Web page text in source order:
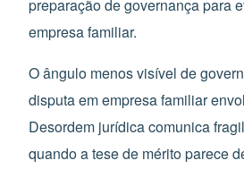
preparação de governança para
empresa familiar.
O ângulo menos visível de
disputa em empresa familiar
Desordem jurídica comunica
quando a tese de mérito parece